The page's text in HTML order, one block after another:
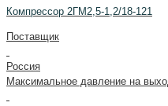
Компрессор 2ГМ2,5-1,2/18-121
Поставщик
Россия
Максимальное давление на